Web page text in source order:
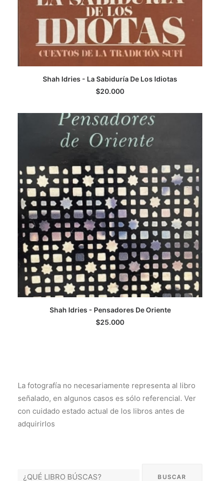
AGREGAR AL CARRITO
Shah Idries - La Sabiduría De Los Idiotas
$20.000
AGREGAR AL CARRITO
Shah Idries - Pensadores De Oriente
$25.000
La fotografía no necesariamente representa al libro
señalado, en algunos casos es sólo referencial. Ver
con cuidado estado actual de los libros antes de
adquirirlos